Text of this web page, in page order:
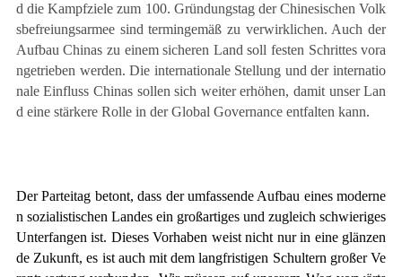
d die Kampfziele zum 100. Gründungstag der Chinesischen Volk
sbefreiungsarmee sind termingemäß zu verwirklichen. Auch der
Aufbau Chinas zu einem sicheren Land soll festen Schrittes vora
ngetrieben werden. Die internationale Stellung und der internatio
nale Einfluss Chinas sollen sich weiter erhöhen, damit unser Lan
d eine stärkere Rolle in der Global Governance entfalten kann.
Der Parteitag betont, dass der umfassende Aufbau eines moderne
n sozialistischen Landes ein großartiges und zugleich schwieriges
Unterfangen ist. Dieses Vorhaben weist nicht nur in eine glänzen
de Zukunft, es ist auch mit dem langfristigen Schultern großer Ve